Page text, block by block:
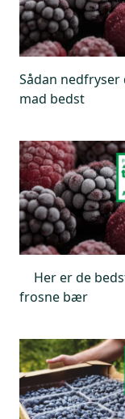
Sådan nedfryser
mad bedst
Her er de
frosne bær